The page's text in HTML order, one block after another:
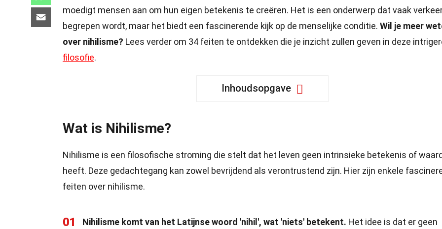
moedigt mensen aan om hun eigen betekenis te creëren. Het is een onderwerp dat vaak
begrepen wordt, maar het biedt een fascinerende kijk op de menselijke conditie. Wil je meer
over nihilisme? Lees verder om 34 feiten te ontdekken die je inzicht zullen geven in deze
filosofie.
Inhoudsopgave
Wat is Nihilisme?
Nihilisme is een filosofische stroming die stelt dat het leven geen intrinsieke betekenis of
heeft. Deze gedachtegang kan zowel bevrijdend als verontrustend zijn. Hier zijn enkele
feiten over nihilisme.
01 Nihilisme komt van het Latijnse woord 'nihil', wat 'niets' betekent. Het idee is dat er geen